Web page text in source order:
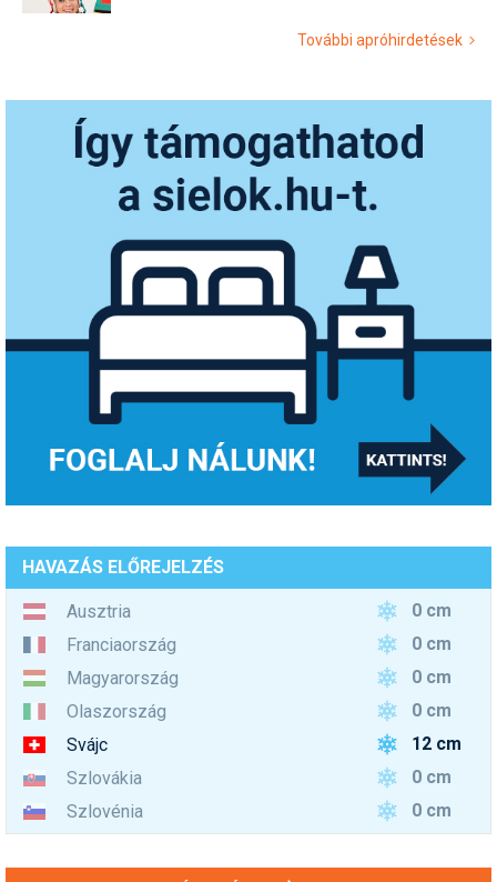
További apróhirdetések
HAVAZÁS ELŐREJELZÉS
Ausztria
0 cm
Franciaország
0 cm
Magyarország
0 cm
Olaszország
0 cm
Svájc
12 cm
Szlovákia
0 cm
Szlovénia
0 cm